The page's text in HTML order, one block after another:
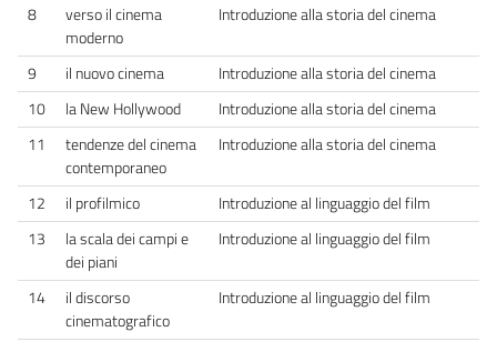
8
verso il cinema
moderno
Introduzione alla storia del cinema
9 il nuovo cinema
Introduzione alla storia del cinema
10
la New Hollywood
Introduzione alla storia del cinema
11
tendenze del cinema
contemporaneo
Introduzione alla storia del cinema
12 il profilmico
Introduzione al linguaggio del film
13
la scala dei campi e
dei piani
Introduzione al linguaggio del film
14
il discorso
cinematografico
Introduzione al linguaggio del film